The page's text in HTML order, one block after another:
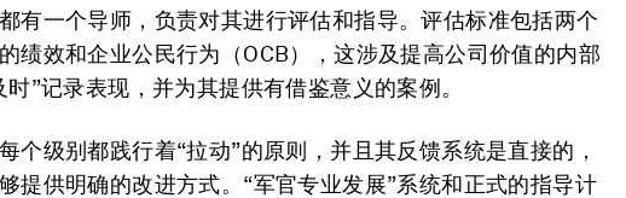
有一个导师，负责对其进行评估和指导。评估标准包括两个
绩效和企业公民行为（OCB），这涉及提高公司价值的内部
”记录表现，并为其提供有借鉴意义的案例。
个级别都践行着“拉动”的原则，并且其反馈系统是直接的，
提供明确的改进方式。“军官专业发展”系统和正式的指导计